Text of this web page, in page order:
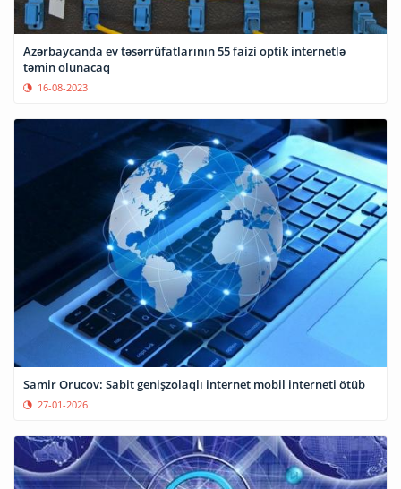
Azərbaycanda ev təsərrüfatlarının 55 faizi optik internetlə
təmin olunacaq
16-08-2023
Samir Orucov: Sabit genişzolaqlı internet mobil interneti ötüb
27-01-2026